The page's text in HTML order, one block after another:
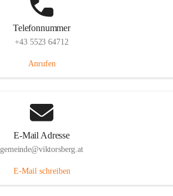
Telefonnummer
+43 5523 64712
Anrufen
E-Mail Adresse
gemeinde@viktorsberg.at
E-Mail schreiben